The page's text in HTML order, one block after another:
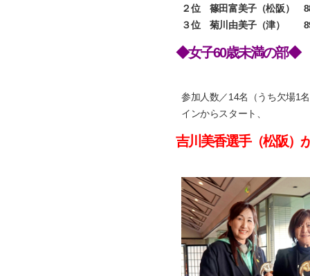
２位 篠田富美子（松阪）
３位 菊川由美子（津）
◆女子60歳未満の部◆
参加人数／14名（うち欠場1
インからスタート、
吉川美香選手（松阪）